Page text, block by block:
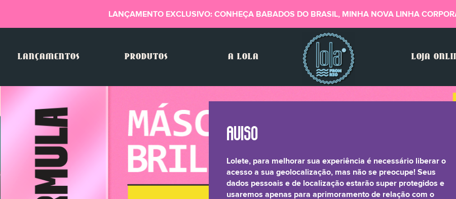
LANÇAMENTO EXCLUSIVO: CONHEÇA BABADOS DO BRASIL, MINHA NOVA LINHA
LANÇAMENTOS PRODUTOS A LOLA LOJA
Lolete, para melhorar sua experiência é necessário liberar o
acesso a sua geolocalização, mas não se preocupe! Seus
dados pessoais e de localização estarão super protegidos e
usaremos apenas para aprimoramento de relação com o